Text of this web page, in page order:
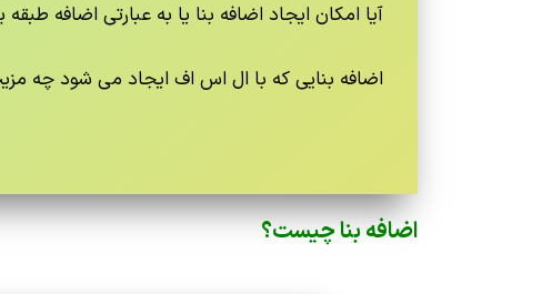
آیا امکان ایجاد اضافه بنا یا به عبارتی اضافه
اضافه بنایی که با ال اس اف ایجاد می شود چه
اضافه بنا چیست؟